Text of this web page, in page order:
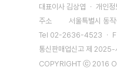
대표이사 김상엽 ㆍ 개인
주소
서울특별시 동
Tel 02-2636-4523 ㆍ
통신판매업신고 제
COPYRIGHT ⓒ 2016